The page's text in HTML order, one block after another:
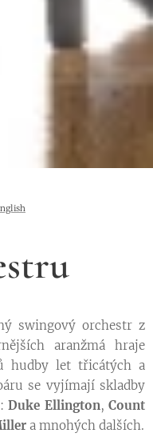
swingový orchestr z
aranžmá hraje
hudby let třicátých a
se vyjímají skladby
Duke Ellington,Count
a mnohých dalších.